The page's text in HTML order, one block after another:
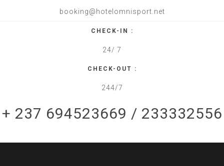
booking@hotelomnisport.net
CHECK-IN :
24/ 7
CHECK-OUT :
244/7
+ 237 694523669 / 233332556